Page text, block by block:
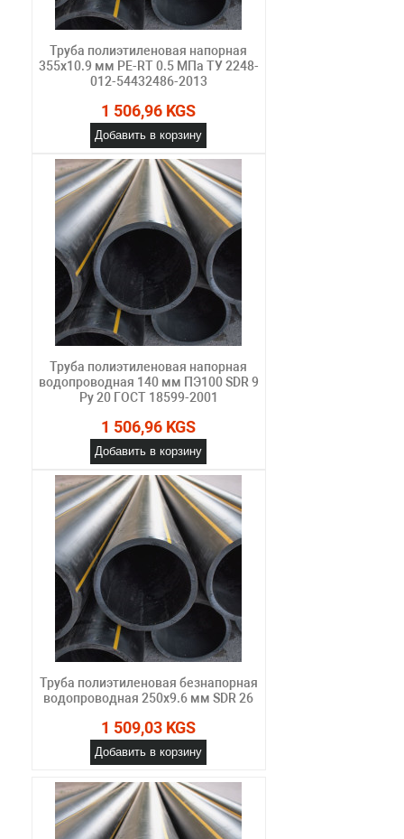
Труба полиэтиленовая напорная
355х10.9 мм PE-RT 0.5 МПа ТУ 2248-
012-54432486-2013
1 506,96 KGS
Добавить в корзину
Труба полиэтиленовая напорная
водопроводная 140 мм ПЭ100 SDR 9
Ру 20 ГОСТ 18599-2001
1 506,96 KGS
Добавить в корзину
Труба полиэтиленовая безнапорная
водопроводная 250х9.6 мм SDR 26
1 509,03 KGS
Добавить в корзину